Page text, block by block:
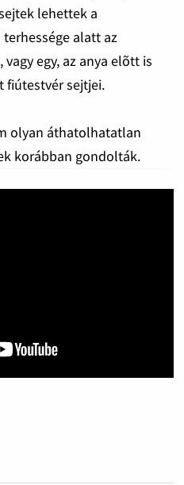
lehettek a
alatt az
egy, az anya elõtt is
fiútestvér sejtjei.
olyan áthatolhatatlan
korábban gondolták.